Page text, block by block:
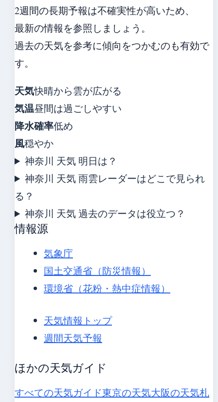
2週間の長期予報は不確実性が高いため、
最新の情報を参照しましょう。
過去の天気を参考に傾向をつかむのも有効で
す。
天気快晴から雲が広がる
気温昼間は過ごしやすい
降水確率低め
風穏やか
神奈川 天気 明日は？
神奈川 天気 雨雲レーダーはどこで見られ
る？
神奈川 天気 過去のデータは役立つ？
情報源
気象庁
国土交通省（防災情報）
環境省（花粉・熱中症情報）
天気情報トップ
週間天気予報
ほかの天気ガイド
すべての天気ガイド東京の天気大阪の天気札